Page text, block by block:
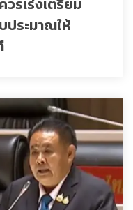
รเร่งเตรียม
ประมาณให้